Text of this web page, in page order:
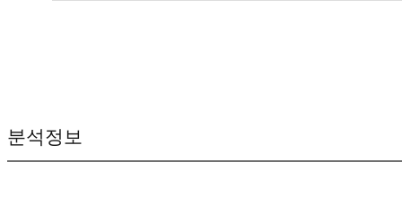
분석정보